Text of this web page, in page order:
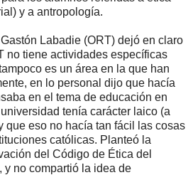
y a antropología.
Labadie (ORT) dejó en claro
no tiene actividades específicas
es un área en la que han
en lo personal dijo que hacía
en el tema de educación en
tenía carácter laico (a
que eso no hacía tan fácil las cosas
católicas. Planteó la
del Código de Ética del
no compartió la idea de